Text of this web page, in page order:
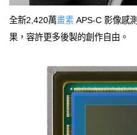
全新2,420萬畫素 APS-C 影像感
果，容許更多後製的創作自由。